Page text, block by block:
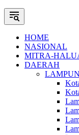
HOME
NASIONAL
MITRA-
DAERAH